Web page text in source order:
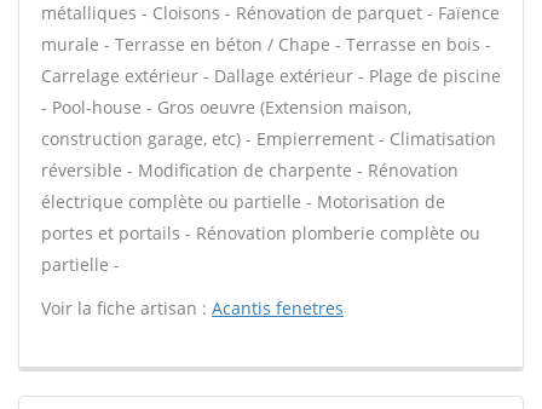
métalliques - Cloisons - Rénovation de parquet - Faïence
murale - Terrasse en béton / Chape - Terrasse en bois -
Carrelage extérieur - Dallage extérieur - Plage de piscine
- Pool-house - Gros oeuvre (Extension maison,
construction garage, etc) - Empierrement - Climatisation
réversible - Modification de charpente - Rénovation
électrique complète ou partielle - Motorisation de
portes et portails - Rénovation plomberie complète ou
partielle -
Voir la fiche artisan : Acantis fenetres